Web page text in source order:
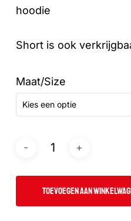
hoodie
Short is ook
Maat/Size
Kies een optie
TOEVOEGEN AAN